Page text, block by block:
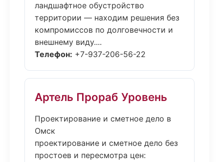
ландшафтное обустройство
территории — находим решения без
компромиссов по долговечности и
внешнему виду....
Телефон: +7-937-206-56-22
Артель Прораб Уровень
Проектирование и сметное дело в
Омск
проектирование и сметное дело без
простоев и пересмотра цен: